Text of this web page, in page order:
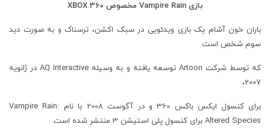
بازی Vampire Rain مخصوص XBOX 360
باران خون آشام یک بازی ویدئویی در سبک اکشن، ترسناک و به صورت دید
سوم شخص است
که توسط شرکت Artoon توسعه یافته و به وسیله AQ Interactive در ژانویه
2007،
برای کنسول ایکس باکس 360 و در آگوست 2008 با نام Vampire Rain:
Altered Species برای کنسول پلی استیشن 3 منتشر شده است.